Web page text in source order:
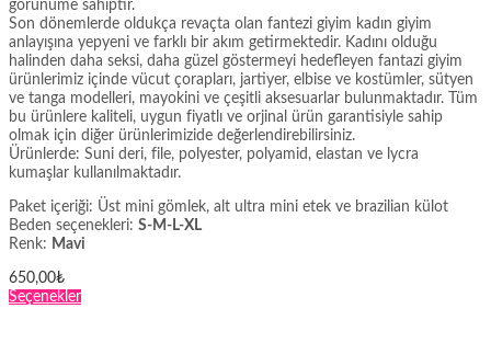
görünüme sahiptir.
Son dönemlerde oldukça revaçta olan fantezi giyim kadın giyim
anlayışına yepyeni ve farklı bir akım getirmektedir. Kadını olduğu
halinden daha seksi, daha güzel göstermeyi hedefleyen fantazi giyim
ürünlerimiz içinde vücut çorapları, jartiyer, elbise ve kostümler, sütyen
ve tanga modelleri, mayokini ve çeşitli aksesuarlar bulunmaktadır. Tüm
bu ürünlere kaliteli, uygun fiyatlı ve orjinal ürün garantisiyle sahip
olmak için diğer ürünlerimizide değerlendirebilirsiniz.
Ürünlerde: Suni deri, file, polyester, polyamid, elastan ve lycra
kumaşlar kullanılmaktadır.
Paket içeriği: Üst mini gömlek, alt ultra mini etek ve brazilian külot
Beden seçenekleri: S-M-L-XL
Renk: Mavi
650,00₺
SeçeneklerBu